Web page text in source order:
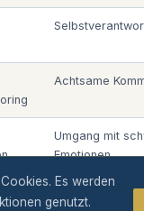
Achtsame
Umgang mit
Emotionen
Umgang mit
Es werden
genutzt.